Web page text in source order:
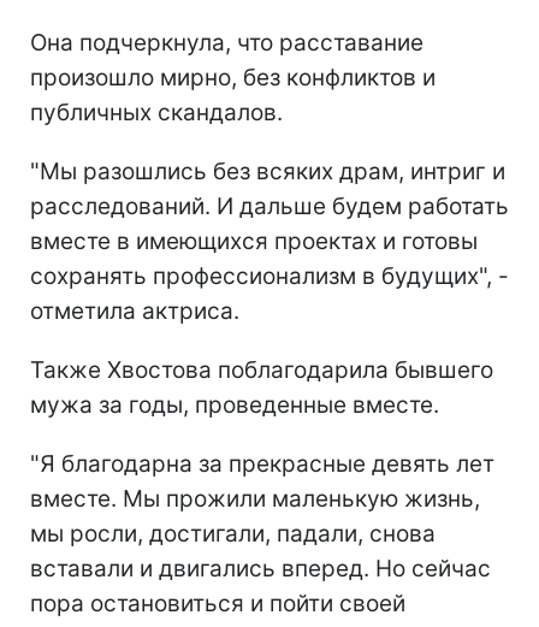
Она подчеркнула, что расставание
произошло мирно, без конфликтов и
публичных скандалов.
"Мы разошлись без всяких драм, интриг и
расследований. И дальше будем работать
вместе в имеющихся проектах и готовы
сохранять профессионализм в будущих", -
отметила актриса.
Также Хвостова поблагодарила бывшего
мужа за годы, проведенные вместе.
"Я благодарна за прекрасные девять лет
вместе. Мы прожили маленькую жизнь,
мы росли, достигали, падали, снова
вставали и двигались вперед. Но сейчас
пора остановиться и пойти своей